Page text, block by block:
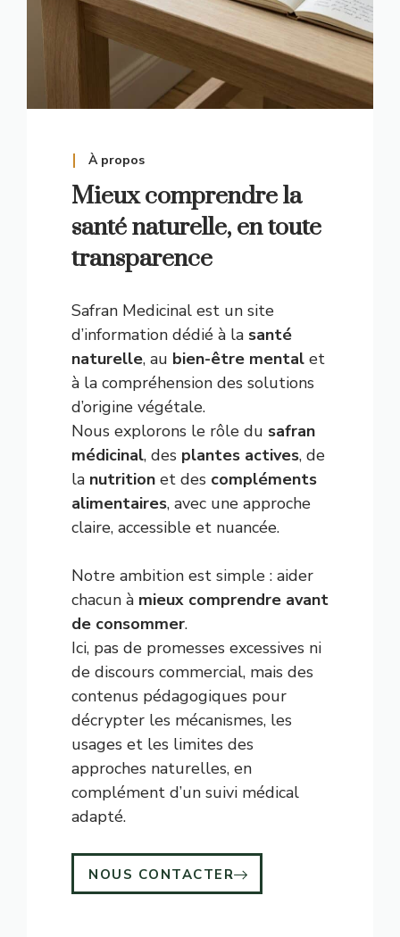
À propos
Mieux comprendre la
santé naturelle, en toute
transparence
Safran Medicinal est un site
d’information dédié à la santé
naturelle, au bien-être mental et
à la compréhension des solutions
d’origine végétale.
Nous explorons le rôle du safran
médicinal, des plantes actives, de
la nutrition et des compléments
alimentaires, avec une approche
claire, accessible et nuancée.
Notre ambition est simple : aider
chacun à mieux comprendre avant
de consommer.
Ici, pas de promesses excessives ni
de discours commercial, mais des
contenus pédagogiques pour
décrypter les mécanismes, les
usages et les limites des
approches naturelles, en
complément d’un suivi médical
adapté.
NOUS CONTACTER